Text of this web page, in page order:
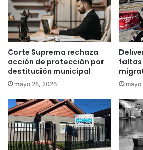
a
r
a
r
o
n
t
r
u
i
r
T
e
m
u
c
o
:
C
c
l
i
s
t
Corte Suprema rechaza
acción de protección por
destitución municipal
mayo 28, 2026
faltas